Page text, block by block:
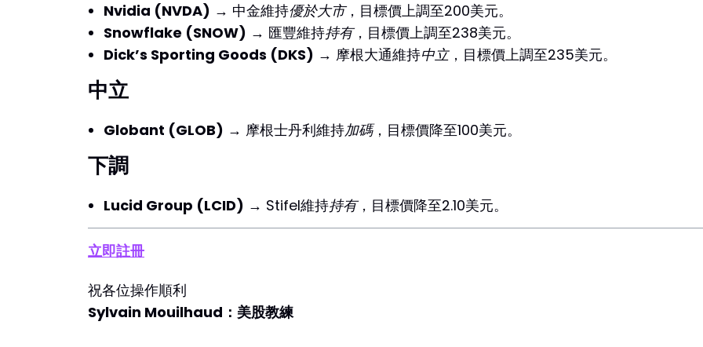
Nvidia (NVDA) → 中金維持優於大市，目標價上調至200美元。
Snowflake (SNOW) → 匯豐維持持有，目標價上調至238美元。
Dick’s Sporting Goods (DKS) → 摩根大通維持中立，目標價上調至235美元。
中立
Globant (GLOB) → 摩根士丹利維持加碼，目標價降至100美元。
下調
Lucid Group (LCID) → Stifel維持持有，目標價降至2.10美元。
立即註冊
祝各位操作順利
Sylvain Mouilhaud：美股教練